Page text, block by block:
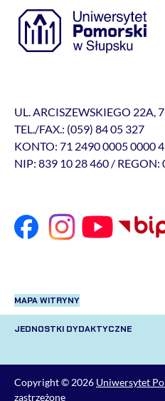
UL. ARCISZEWSKIEGO 22A,
TEL./FAX.: (059) 84 05 327
KONTO: 71 2490 0005 0000
NIP: 839 10 28 460 /
MAPA WITRYNY
JEDNOSTKI DYDAKTYCZNE
Copyright © 2026 Uniwersytet
zastrzeżone